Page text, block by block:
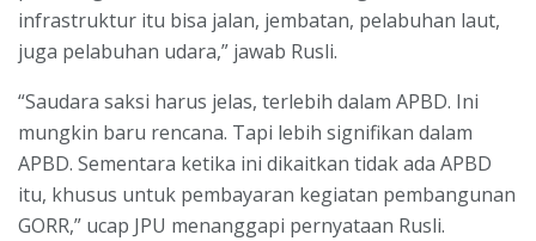
infrastruktur itu bisa jalan, jembatan, pelabuhan laut,
juga pelabuhan udara,” jawab Rusli.
“Saudara saksi harus jelas, terlebih dalam APBD. Ini
mungkin baru rencana. Tapi lebih signifikan dalam
APBD. Sementara ketika ini dikaitkan tidak ada APBD
itu, khusus untuk pembayaran kegiatan pembangunan
GORR,” ucap JPU menanggapi pernyataan Rusli.